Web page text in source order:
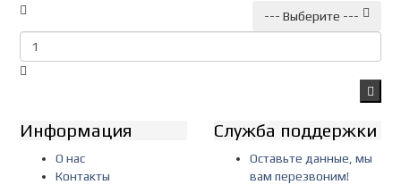
--- Выберите ---
Информация
О нас
Контакты
Служба поддержки
Оставьте данные, мы
вам перезвоним!